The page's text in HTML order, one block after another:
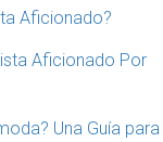
Aficionado?
Aficionado Por
Una Guía para